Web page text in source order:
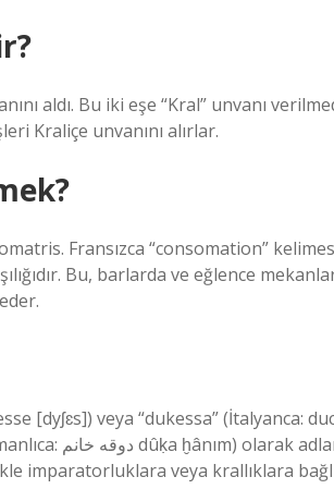
aldı. Bu iki eşe “Kral” unvanı
Kraliçe unvanını alırlar.
Fransızca “consomation”
Bu, barlarda ve eğlence
[dyʃɛs]) veya “dukessa” (İtalyanca:
imparatorluklara veya krallıklara bağlı